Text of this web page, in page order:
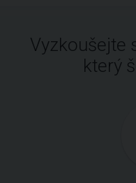
Vyzkoušejte
který